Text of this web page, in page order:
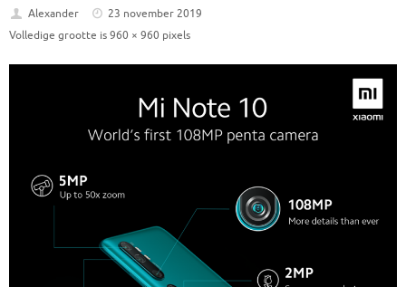
Alexander
23 november 2019
Volledige grootte is960 × 960 pixels